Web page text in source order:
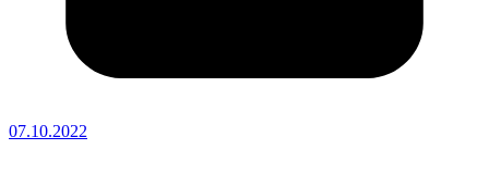
07.10.2022